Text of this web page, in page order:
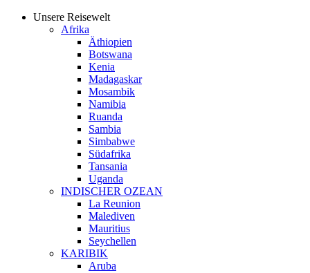
Unsere Reisewelt
Afrika
Äthiopien
Botswana
Kenia
Madagaskar
Mosambik
Namibia
Ruanda
Sambia
Simbabwe
Südafrika
Tansania
Uganda
INDISCHER OZEAN
La Reunion
Malediven
Mauritius
Seychellen
KARIBIK
Aruba